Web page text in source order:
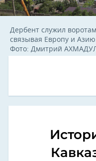
Дербент служил
связывая Европу и Азию.
Фото: Дмитрий